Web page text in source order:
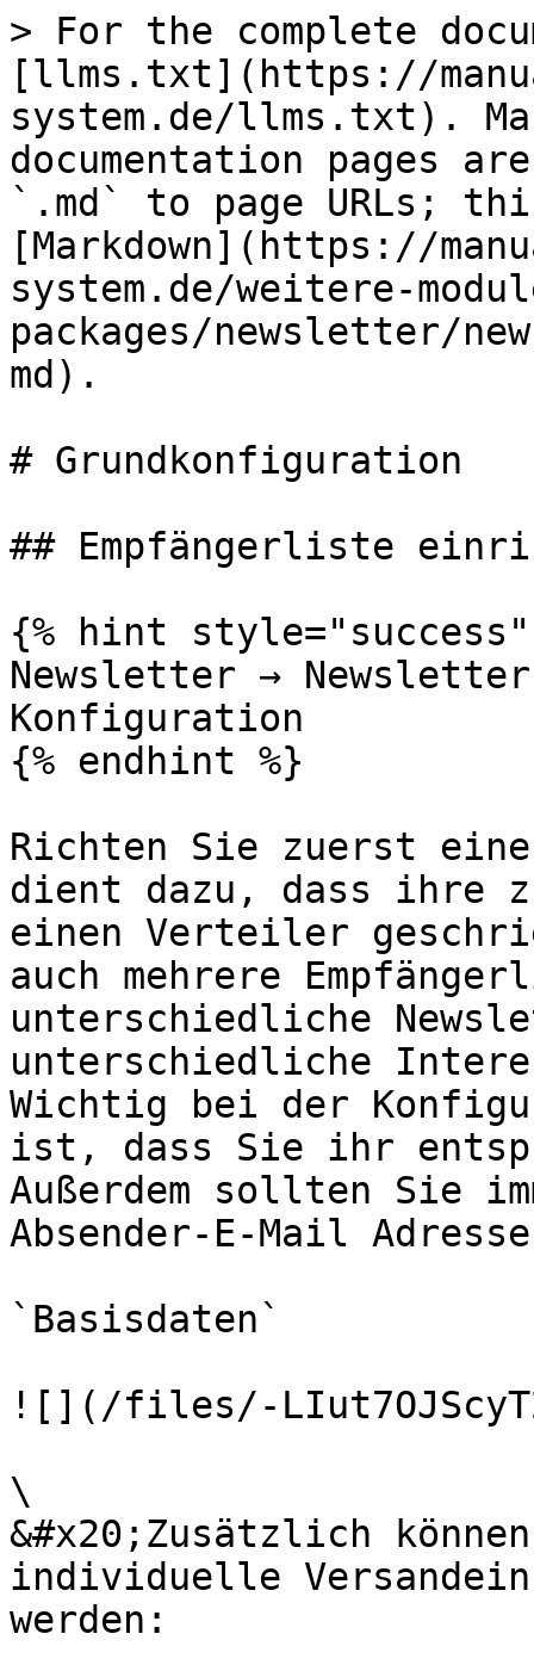
> For the complete
[llms.txt](https://
system.de/llms.txt).
documentation pages
`.md` to page URLs;
[Markdown](https://
system.de/weitere-
packages/newsletter/
md).
# Grundkonfiguration
## Empfängerliste
{% hint style="success"
Newsletter →
Konfiguration
{% endhint %}
Richten Sie zuerst
dient dazu, dass ihre
einen Verteiler
auch mehrere
unterschiedliche
unterschiedliche
Wichtig bei der
ist, dass Sie ihr
Außerdem sollten Sie
Absender-E-Mail
`Basisdaten`
![](/files/-
\
&#x20;Zusätzlich
individuelle
werden: